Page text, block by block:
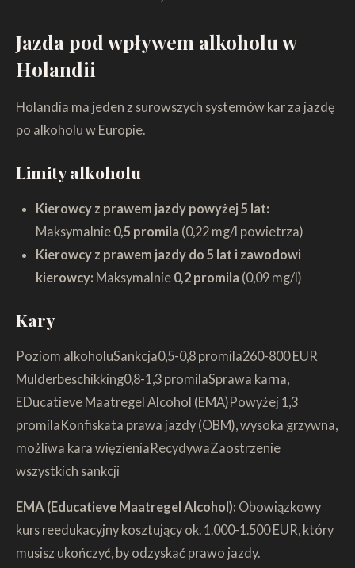
Jazda pod wpływem alkoholu w
Holandii
Holandia ma jeden z surowszych systemów kar za jazdę
po alkoholu w Europie.
Limity alkoholu
Kierowcy z prawem jazdy powyżej 5 lat:
Maksymalnie 0,5 promila (0,22 mg/l powietrza)
Kierowcy z prawem jazdy do 5 lat i zawodowi
kierowcy: Maksymalnie 0,2 promila (0,09 mg/l)
Kary
Poziom alkoholuSankcja0,5-0,8 promila260-800 EUR
Mulderbeschikking0,8-1,3 promilaSprawa karna,
EDucatieve Maatregel Alcohol (EMA)Powyżej 1,3
promilaKonfiskata prawa jazdy (OBM), wysoka grzywna,
możliwa kara więzieniaRecydywaZaostrzenie
wszystkich sankcji
EMA (Educatieve Maatregel Alcohol): Obowiązkowy
kurs reedukacyjny kosztujący ok. 1.000-1.500 EUR, który
musisz ukończyć, by odzyskać prawo jazdy.